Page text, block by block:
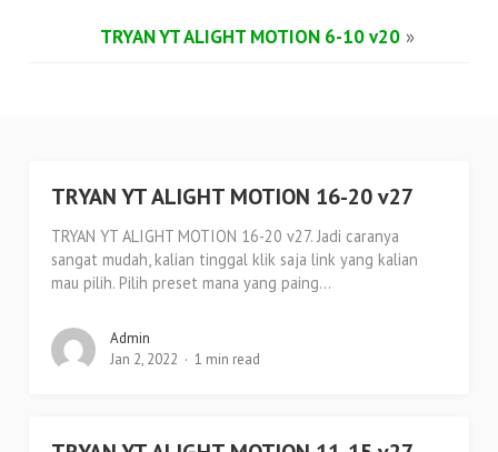
TRYAN YT ALIGHT MOTION 6-10 v20 »
TRYAN YT ALIGHT MOTION 16-20 v27
TRYAN YT ALIGHT MOTION 16-20 v27. Jadi caranya
sangat mudah, kalian tinggal klik saja link yang kalian
mau pilih. Pilih preset mana yang paing...
Admin
Jan 2, 2022
1 min read